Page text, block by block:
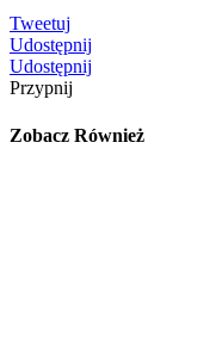
Tweetuj
Udostępnij
Udostępnij
Przypnij
Zobacz Również